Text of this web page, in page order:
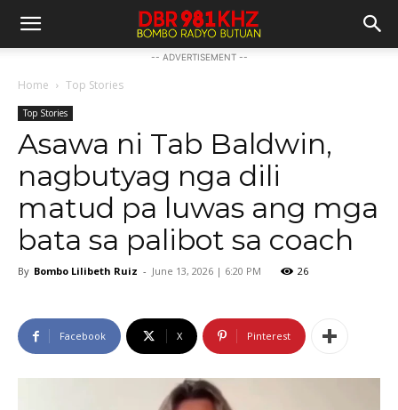
-- ADVERTISEMENT --
Home Top Stories
Top Stories
Asawa ni Tab Baldwin,
nagbutyag nga dili
matud pa luwas ang mga
bata sa palibot sa coach
By Bombo Lilibeth Ruiz - June 13, 2026 | 6:20 PM 26
Facebook X Pinterest